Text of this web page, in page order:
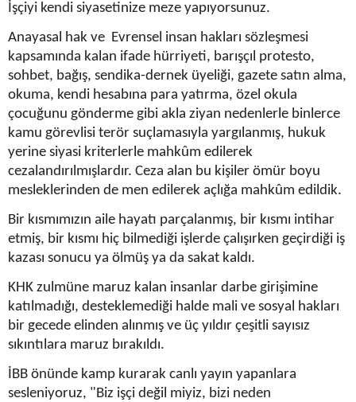
İşçiyi kendi siyasetinize meze yapıyorsunuz.
Anayasal hak ve Evrensel insan hakları sözleşmesi
kapsamında kalan ifade hürriyeti, barışçıl protesto,
sohbet, bağış, sendika-dernek üyeliği, gazete satın alma,
okuma, kendi hesabına para yatırma, özel okula
çocuğunu gönderme gibi akla ziyan nedenlerle binlerce
kamu görevlisi terör suçlamasıyla yargılanmış, hukuk
yerine siyasi kriterlerle mahkûm edilerek
cezalandırılmışlardır. Ceza alan bu kişiler ömür boyu
mesleklerinden de men edilerek açlığa mahkûm edildik.
Bir kısmımızın aile hayatı parçalanmış, bir kısmı intihar
etmiş, bir kısmı hiç bilmediği işlerde çalışırken geçirdiği iş
kazası sonucu ya ölmüş ya da sakat kaldı.
KHK zulmüne maruz kalan insanlar darbe girişimine
katılmadığı, desteklemediği halde mali ve sosyal hakları
bir gecede elinden alınmış ve üç yıldır çeşitli sayısız
sıkıntılara maruz bırakıldı.
İBB önünde kamp kurarak canlı yayın yapanlara
sesleniyoruz, "Biz işçi değil miyiz, bizi neden